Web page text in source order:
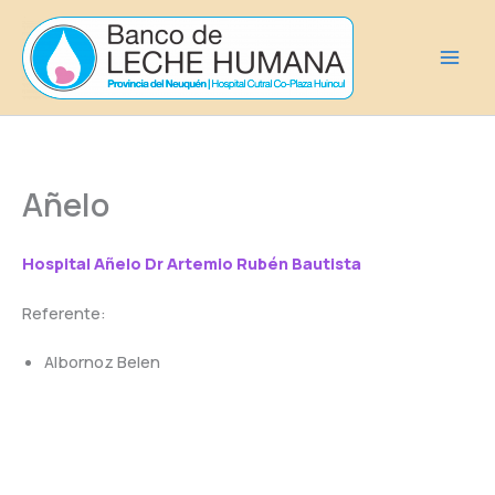
contenido
Añelo
Hospital Añelo Dr Artemio Rubén Bautista
Referente:
Albornoz Belen